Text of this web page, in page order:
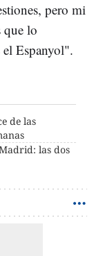
pero mi
que lo
el Espanyol".
de las
las dos